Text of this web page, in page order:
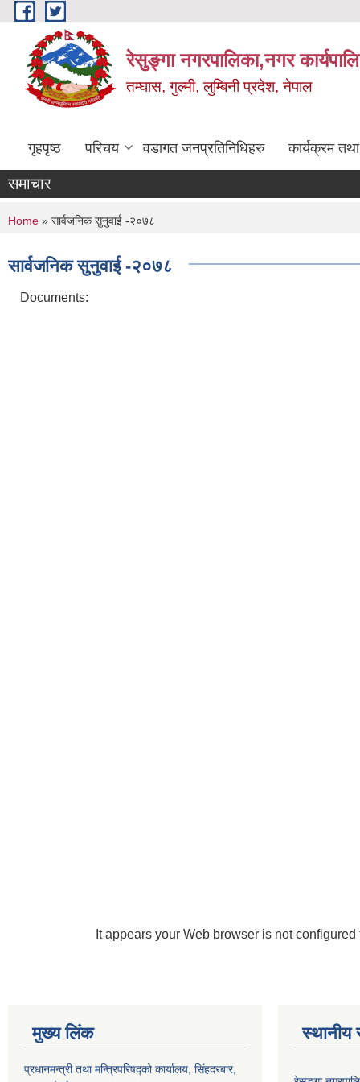
Skip to main content
रेसुङ्गा नगरपालिका,नगर
तम्घास, गुल्मी, लुम्बिनी प्रदेश, नेपाल
गृहपृष्ठ परिचय वडागत जनप्रतिनिधिहरु कार्यक्रम
समाचार
You are here
Home » सार्वजनिक सुनुवाई -२०७८
सार्वजनिक सुनुवाई -२०७८
Documents:
It appears your Web browser is not
मुख्य लिंक
प्रधानमन्त्री तथा मन्त्रिपरिषद्को कार्यालय, सिंहदरबार,
स्थानीय